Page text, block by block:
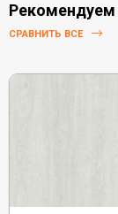
СРАВНИТЬ ВСЕ